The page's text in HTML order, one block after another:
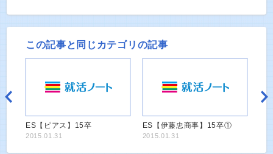
この記事と同じカテゴリの記事
ES【ピアス】15卒
2015.01.31
ES【伊藤忠商事】15卒①
2015.01.31